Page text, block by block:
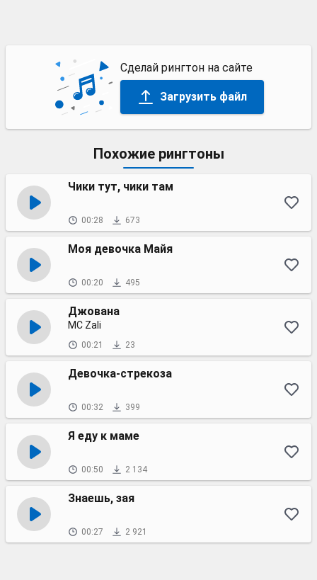
Сделай рингтон на сайте
Загрузить файл
Похожие рингтоны
Чики тут, чики там
00:28 673
Моя девочка Майя
00:20 495
Джована
MC Zali
00:21 23
Девочка-стрекоза
00:32 399
Я еду к маме
00:50 2 134
Знаешь, зая
00:27 2 921